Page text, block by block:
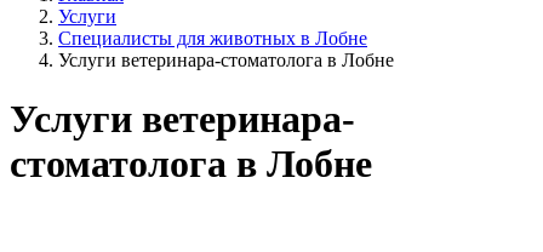
Услуги
Специалисты для животных в Лобне
Услуги ветеринара-стоматолога в Лобне
Услуги ветеринара-
стоматолога в Лобне